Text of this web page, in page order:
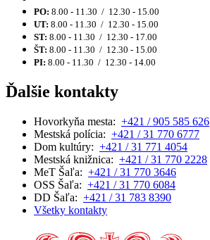
PO: 8.00 - 11.30 / 12.30 - 15.00
UT: 8.00 - 11.30 / 12.30 - 15.00
ST: 8.00 - 11.30 / 12.30 - 17.00
ŠT: 8.00 - 11.30 / 12.30 - 15.00
PI: 8.00 - 11.30 / 12.30 - 14.00
Ďalšie kontakty
Hovorkyňa mesta: +421 / 905 585 626
Mestská polícia: +421 / 31 770 6777
Dom kultúry: +421 / 31 771 4054
Mestská knižnica: +421 / 31 770 2228
MeT Šaľa: +421 / 31 770 3646
OSS Šaľa: +421 / 31 770 6084
DD Šaľa: +421 / 31 783 8390
Všetky kontakty